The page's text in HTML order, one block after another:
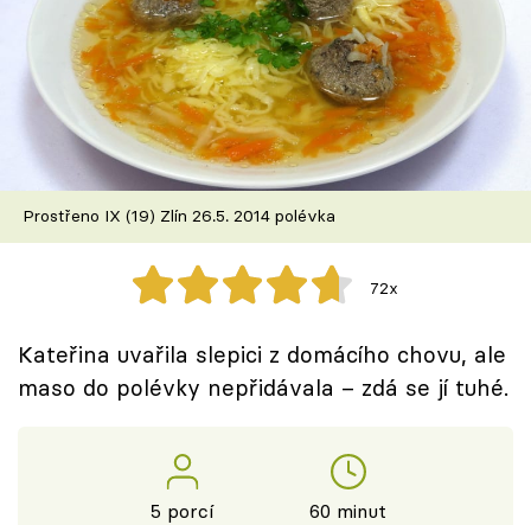
Články
TV Program
Škola vaření
Recepty z TV
Speciál: Cuketa
Sledujte prima+
Prostřeno IX (19) Zlín 26.5. 2014 polévka
72x
Kateřina uvařila slepici z domácího chovu, ale
maso do polévky nepřidávala – zdá se jí tuhé.
5 porcí 60 minut